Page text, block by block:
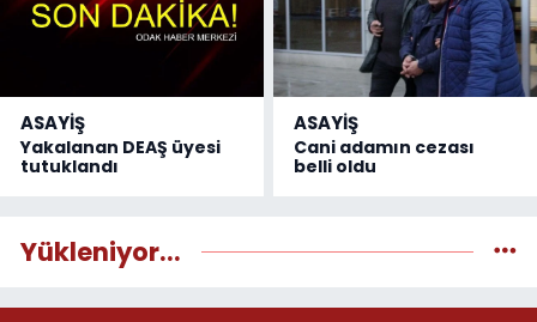
ASAYİŞ
Yakalanan DEAŞ üyesi
tutuklandı
ASAYİŞ
Cani adamın cezası
belli oldu
Yükleniyor...